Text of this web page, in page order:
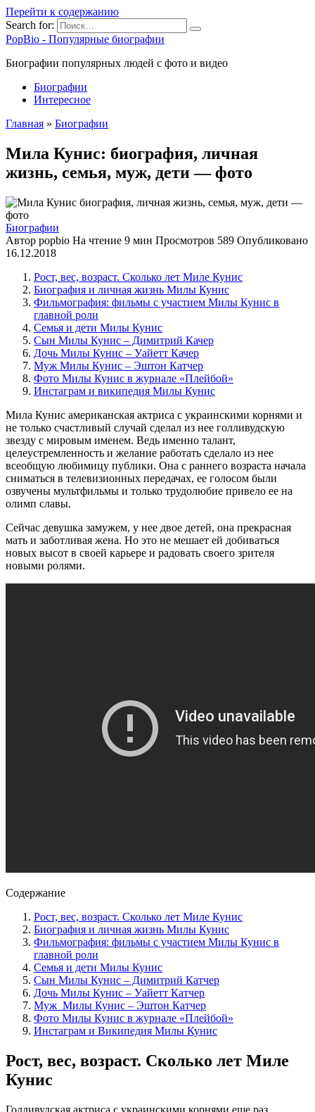
Перейти к содержанию
Search for:
PopBio - Популярные биографии
Биографии популярных людей с фото и видео
Биографии
Интересное
Главная » Биографии
Мила Кунис: биография, личная
жизнь, семья, муж, дети — фото
Биографии
Автор popbio На чтение 9 мин Просмотров 589 Опубликовано
16.12.2018
Рост, вес, возраст. Сколько лет Миле Кунис
Биография и личная жизнь Милы Кунис
Фильмография: фильмы с участием Милы Кунис в
главной роли
Семья и дети Милы Кунис
Сын Милы Кунис – Димитрий Качер
Дочь Милы Кунис – Уайетт Качер
Муж Милы Кунис – Эштон Катчер
Фото Милы Кунис в журнале «Плейбой»
Инстаграм и википедия Милы Кунис
Мила Кунис американская актриса с украинскими корнями и
не только счастливый случай сделал из нее голливудскую
звезду с мировым именем. Ведь именно талант,
целеустремленность и желание работать сделало из нее
всеобщую любимицу публики. Она с раннего возраста начала
сниматься в телевизионных передачах, ее голосом были
озвучены мультфильмы и только трудолюбие привело ее на
олимп славы.
Сейчас девушка замужем, у нее двое детей, она прекрасная
мать и заботливая жена. Но это не мешает ей добиваться
новых высот в своей карьере и радовать своего зрителя
новыми ролями.
Содержание
Рост, вес, возраст. Сколько лет Миле Кунис
Биография и личная жизнь Милы Кунис
Фильмография: фильмы с участием Милы Кунис в
главной роли
Семья и дети Милы Кунис
Сын Милы Кунис – Димитрий Катчер
Дочь Милы Кунис – Уайетт Катчер
Муж Милы Кунис – Эштон Катчер
Фото Милы Кунис в журнале «Плейбой»
Инстаграм и Википедия Милы Кунис
Рост, вес, возраст. Сколько лет Миле
Кунис
Голливудская актриса с украинскими корнями еще раз